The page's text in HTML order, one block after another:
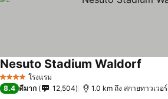
4 ดาว โรงแรม
Nesuto Stadium Waldorf
8.4 ดีมาก 12,504 1.0 km ถึง สกายทาวเวอร์